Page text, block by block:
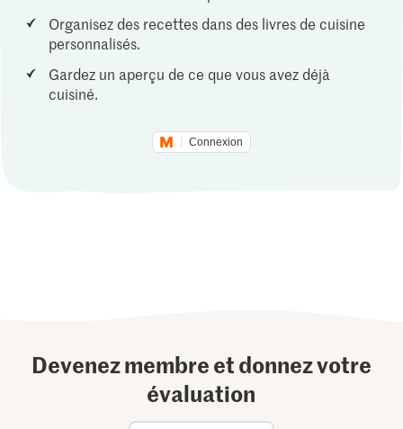
Organisez des recettes dans des livres de cuisine
personnalisés.
Gardez un aperçu de ce que vous avez déjà
cuisiné.
Connexion
Devenez membre et donnez votre
évaluation